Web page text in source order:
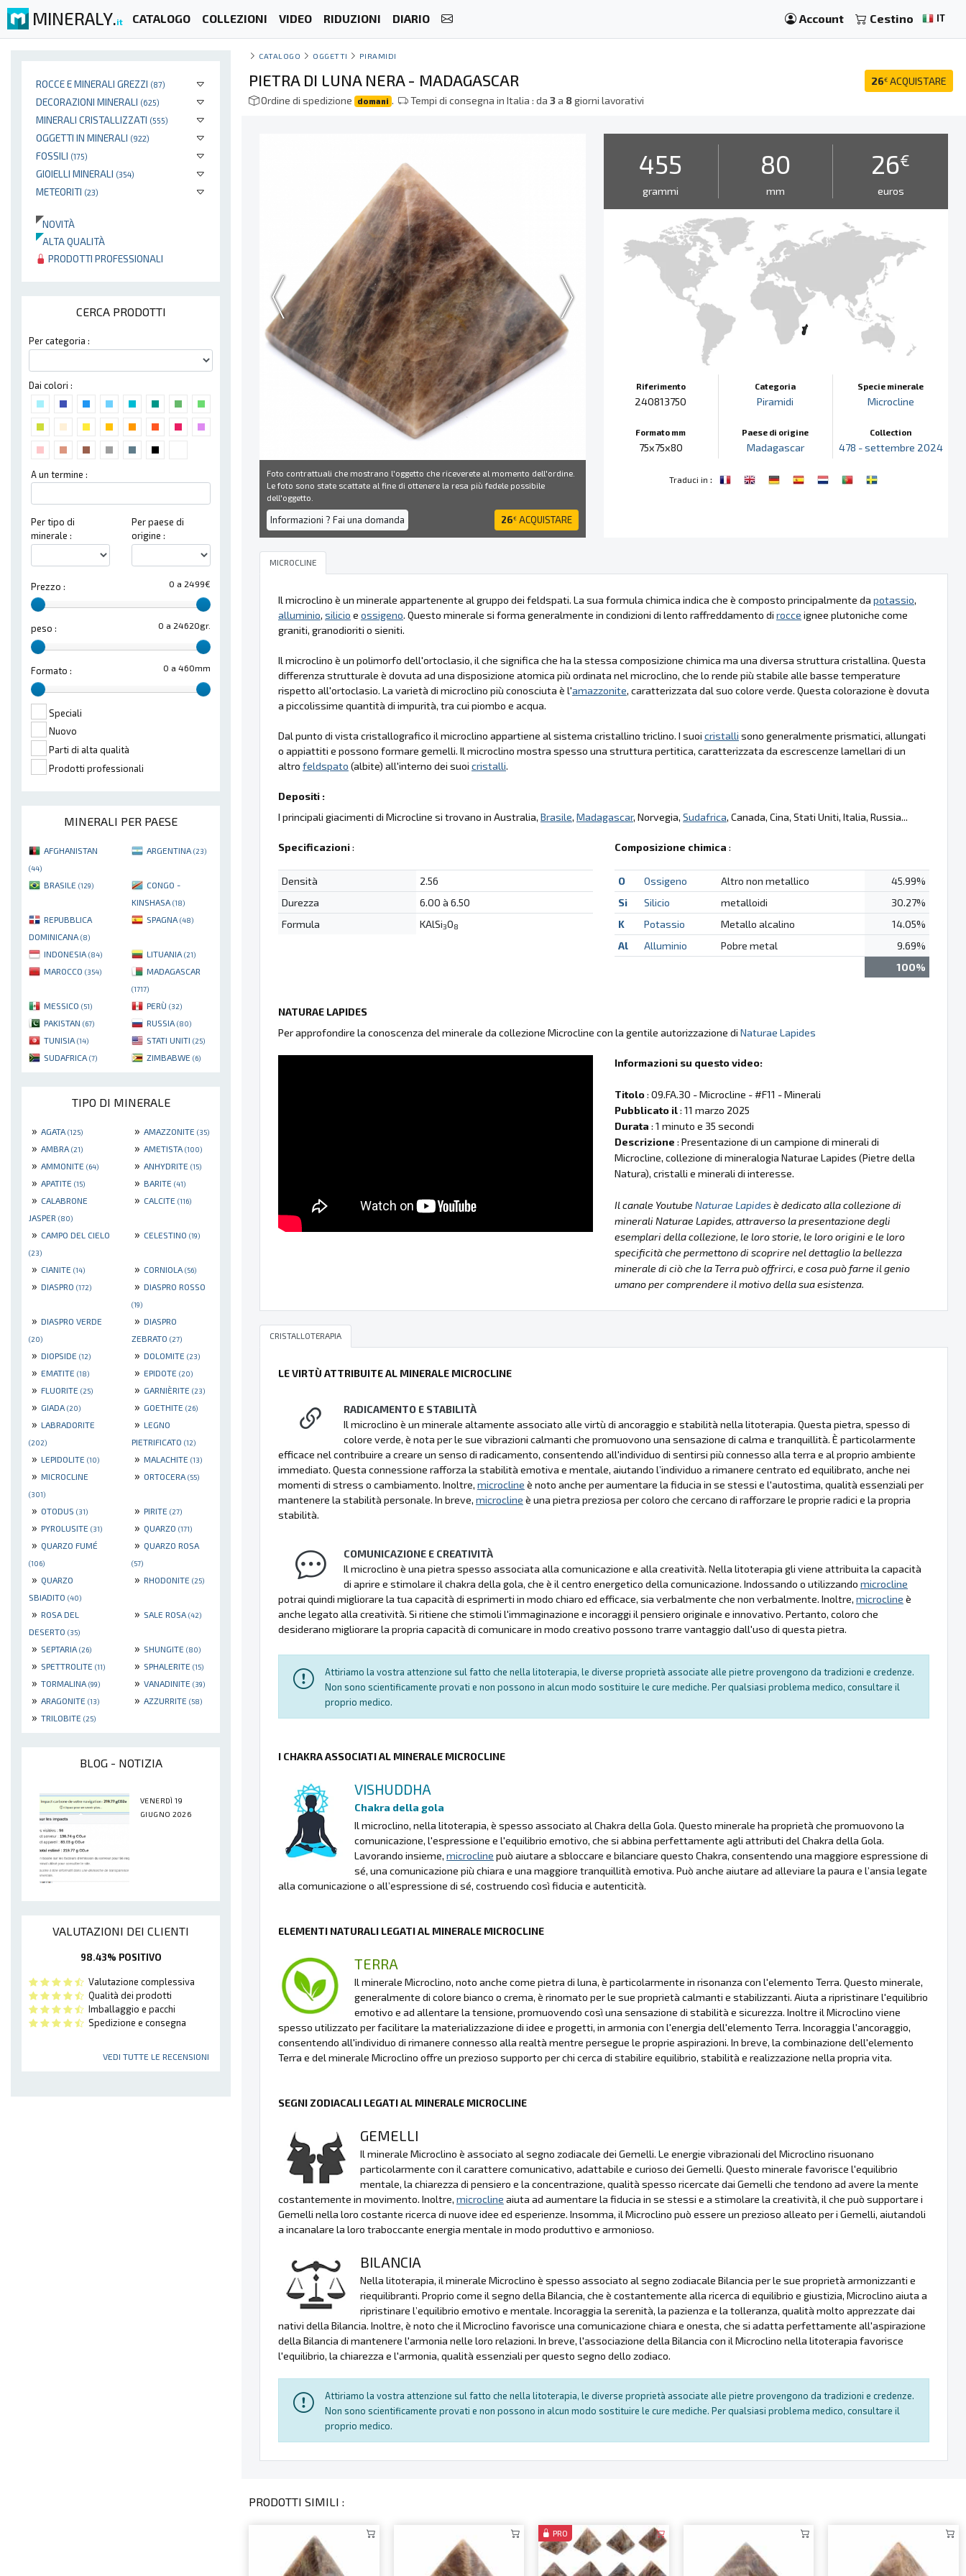
MINERALY.it CATALOGO COLLEZIONI VIDEO RIDUZIONI DIARIO Account Cestino IT
ROCCE E MINERALI GREZZI (87)
DECORAZIONI MINERALI (625)
MINERALI CRISTALLIZZATI (555)
OGGETTI IN MINERALI (922)
FOSSILI (175)
GIOIELLI MINERALI (354)
METEORITI (23)
NOVITÀ
ALTA QUALITÀ
PRODOTTI PROFESSIONALI
CERCA PRODOTTI
Per categoria :
Dai colori :
A un termine :
Per tipo di
minerale :
Per paese di
origine :
0 a 2499€
Prezzo :
0 a 24620gr.
peso :
0 a 460mm
Formato :
Speciali
Nuovo
Parti di alta qualità
Prodotti professionali
MINERALI PER PAESE
AFGHANISTAN
(44)
ARGENTINA (23)
BRASILE (129)
CONGO -
KINSHASA (18)
REPUBBLICA
DOMINICANA (8)
SPAGNA (48)
INDONESIA (84) LITUANIA (21)
MAROCCO (354) MADAGASCAR
(1717)
MESSICO (51) PERÙ (32)
PAKISTAN (67) RUSSIA (80)
TUNISIA (14) STATI UNITI (25)
SUDAFRICA (7) ZIMBABWE (6)
TIPO DI MINERALE
» AGATA (125) » AMAZZONITE (35)
» AMBRA (21) » AMETISTA (100)
» AMMONITE (64) » ANHYDRITE (15)
» APATITE (15) » BARITE (41)
» CALABRONE
JASPER (80)
» CALCITE (116)
» CAMPO DEL CIELO
(23)
» CELESTINO (19)
» CIANITE (14) » CORNIOLA (56)
» DIASPRO (172) » DIASPRO ROSSO
(19)
» DIASPRO VERDE
(20)
» DIASPRO
ZEBRATO (27)
» DIOPSIDE (12) » DOLOMITE (23)
» EMATITE (18) » EPIDOTE (20)
» FLUORITE (25) » GARNIÈRITE (23)
» GIADA (20) » GOETHITE (26)
» LABRADORITE
(202)
» LEGNO
PIETRIFICATO (12)
» LEPIDOLITE (10) » MALACHITE (13)
» MICROCLINE
(301)
» ORTOCERA (55)
» OTODUS (31) » PIRITE (27)
» PYROLUSITE (31) » QUARZO (171)
» QUARZO FUMÉ
(106)
» QUARZO ROSA
(57)
» QUARZO
SBIADITO (40)
» RHODONITE (25)
» ROSA DEL
DESERTO (35)
» SALE ROSA (42)
» SEPTARIA (26) » SHUNGITE (80)
» SPETTROLITE (11) » SPHALERITE (15)
» TORMALINA (99) » VANADINITE (39)
» ARAGONITE (13) » AZZURRITE (58)
» TRILOBITE (25)
BLOG - NOTIZIA
VENERDÌ 19
GIUGNO 2026
VALUTAZIONI DEI CLIENTI
98.43% POSITIVO
Valutazione complessiva
Qualità dei prodotti
Imballaggio e pacchi
Spedizione e consegna
VEDI TUTTE LE RECENSIONI
CATALOGO OGGETTI PIRAMIDI
26€ ACQUISTARE
PIETRA DI LUNA NERA - MADAGASCAR
Ordine di spedizione domani . Tempi di consegna in Italia : da3a 8giorni lavorativi
Foto contrattuali che mostrano l'oggetto che riceverete al momento dell'ordine.
Le foto sono state scattate al fine di ottenere la resa più fedele possibile
dell'oggetto.
Informazioni ? Fai una domanda 26€ ACQUISTARE
455
grammi
80
mm
26€
euros
Riferimento
240813750
Formato mm
75x75x80
Categoria
Piramidi
Paese di origine
Madagascar
Specie minerale
Microcline
Collection
478 - settembre 2024
Traduci in :
MICROCLINE
Il microclino è un minerale appartenente al gruppo dei feldspati. La sua formula chimica indica che è composto principalmente da potassio,
alluminio, silicio e ossigeno. Questo minerale si forma generalmente in condizioni di lento raffreddamento di rocce ignee plutoniche come
graniti, granodioriti o sieniti.
Il microclino è un polimorfo dell'ortoclasio, il che significa che ha la stessa composizione chimica ma una diversa struttura cristallina. Questa
differenza strutturale è dovuta ad una disposizione atomica più ordinata nel microclino, che lo rende più stabile alle basse temperature
rispetto all'ortoclasio. La varietà di microclino più conosciuta è l'amazzonite, caratterizzata dal suo colore verde. Questa colorazione è dovuta
a piccolissime quantità di impurità, tra cui piombo e acqua.
Dal punto di vista cristallografico il microclino appartiene al sistema cristallino triclino. I suoi cristalli sono generalmente prismatici, allungati
o appiattiti e possono formare gemelli. Il microclino mostra spesso una struttura pertitica, caratterizzata da escrescenze lamellari di un
altro feldspato (albite) all'interno dei suoi cristalli.
Depositi :
I principali giacimenti di Microcline si trovano in Australia, Brasile, Madagascar, Norvegia, Sudafrica, Canada, Cina, Stati Uniti, Italia, Russia...
Specificazioni:
Densità
2.56
Durezza
6.00 à 6.50
Formula
KAlSi3O8
Composizione chimica :
O Ossigeno Altro non metallico
45.99%
Si
Silicio metalloidi
30.27%
K
Potassio Metallo alcalino
14.05%
Al
Alluminio Pobre metal
9.69%
100%
NATURAE LAPIDES
Per approfondire la conoscenza del minerale da collezione Microcline con la gentile autorizzazione di Naturae Lapides
Informazioni su questo video:
Titolo: 09.FA.30 - Microcline - #F11 - Minerali
Pubblicato il: 11 marzo 2025
Durata : 1 minuto e 35 secondi
Descrizione : Presentazione di un campione di minerali di
Microcline, collezione di mineralogia Naturae Lapides (Pietre della
Natura), cristalli e minerali di interesse.
Il canale Youtube Naturae Lapidesè dedicato alla collezione di
minerali Naturae Lapides, attraverso la presentazione degli
esemplari della collezione, le loro storie, le loro origini e le loro
specificità che permettono di scoprire nel dettaglio la bellezza
minerale di ciò che la Terra può offrirci, e cosa può farne il genio
umano per comprendere il motivo della sua esistenza.
CRISTALLOTERAPIA
LE VIRTÙ ATTRIBUITE AL MINERALE MICROCLINE
RADICAMENTO E STABILITÀ
Il microclino è un minerale altamente associato alle virtù di ancoraggio e stabilità nella litoterapia. Questa pietra, spesso di
colore verde, è nota per le sue vibrazioni calmanti che promuovono una sensazione di calma e tranquillità. È particolarmente
efficace nel contribuire a creare un senso di radicamento, consentendo all'individuo di sentirsi più connesso alla terra e al proprio ambiente
immediato. Questa connessione rafforza la stabilità emotiva e mentale, aiutando l’individuo a rimanere centrato ed equilibrato, anche nei
momenti di stress o cambiamento. Inoltre, microcline è noto anche per aumentare la fiducia in se stessi e l'autostima, qualità essenziali per
mantenere la stabilità personale. In breve, microcline è una pietra preziosa per coloro che cercano di rafforzare le proprie radici e la propria
stabilità.
COMUNICAZIONE E CREATIVITÀ
Il microclino è una pietra spesso associata alla comunicazione e alla creatività. Nella litoterapia gli viene attribuita la capacità
di aprire e stimolare il chakra della gola, che è il centro energetico della comunicazione. Indossando o utilizzando microcline
potrai quindi migliorare la tua capacità di esprimerti in modo chiaro ed efficace, sia verbalmente che non verbalmente. Inoltre, microcline è
anche legato alla creatività. Si ritiene che stimoli l'immaginazione e incoraggi il pensiero originale e innovativo. Pertanto, coloro che
desiderano migliorare la propria capacità di comunicare in modo creativo possono trarre vantaggio dall'uso di questa pietra.
Attiriamo la vostra attenzione sul fatto che nella litoterapia, le diverse proprietà associate alle pietre provengono da tradizioni e credenze.
Non sono scientificamente provati e non possono in alcun modo sostituire le cure mediche. Per qualsiasi problema medico, consultare il
proprio medico.
I CHAKRA ASSOCIATI AL MINERALE MICROCLINE
VISHUDDHA
Chakra della gola
Il microclino, nella litoterapia, è spesso associato al Chakra della Gola. Questo minerale ha proprietà che promuovono la
comunicazione, l'espressione e l'equilibrio emotivo, che si abbina perfettamente agli attributi del Chakra della Gola.
Lavorando insieme, microcline può aiutare a sbloccare e bilanciare questo Chakra, consentendo una maggiore espressione di
sé, una comunicazione più chiara e una maggiore tranquillità emotiva. Può anche aiutare ad alleviare la paura e l’ansia legate
alla comunicazione o all’espressione di sé, costruendo così fiducia e autenticità.
ELEMENTI NATURALI LEGATI AL MINERALE MICROCLINE
TERRA
Il minerale Microclino, noto anche come pietra di luna, è particolarmente in risonanza con l'elemento Terra. Questo minerale,
generalmente di colore bianco o crema, è rinomato per le sue proprietà calmanti e stabilizzanti. Aiuta a ripristinare l'equilibrio
emotivo e ad allentare la tensione, promuovendo così una sensazione di stabilità e sicurezza. Inoltre il Microclino viene
spesso utilizzato per facilitare la materializzazione di idee e progetti, in armonia con l'energia dell'elemento Terra. Incoraggia l'ancoraggio,
consentendo all'individuo di rimanere connesso alla realtà mentre persegue le proprie aspirazioni. In breve, la combinazione dell'elemento
Terra e del minerale Microclino offre un prezioso supporto per chi cerca di stabilire equilibrio, stabilità e realizzazione nella propria vita.
SEGNI ZODIACALI LEGATI AL MINERALE MICROCLINE
GEMELLI
Il minerale Microclino è associato al segno zodiacale dei Gemelli. Le energie vibrazionali del Microclino risuonano
particolarmente con il carattere comunicativo, adattabile e curioso dei Gemelli. Questo minerale favorisce l'equilibrio
mentale, la chiarezza di pensiero e la concentrazione, qualità spesso ricercate dai Gemelli che tendono ad avere la mente
costantemente in movimento. Inoltre, microcline aiuta ad aumentare la fiducia in se stessi e a stimolare la creatività, il che può supportare i
Gemelli nella loro costante ricerca di nuove idee ed esperienze. Insomma, il Microclino può essere un prezioso alleato per i Gemelli, aiutandoli
a incanalare la loro traboccante energia mentale in modo produttivo e armonioso.
BILANCIA
Nella litoterapia, il minerale Microclino è spesso associato al segno zodiacale Bilancia per le sue proprietà armonizzanti e
riequilibranti. Proprio come il segno della Bilancia, che è costantemente alla ricerca di equilibrio e giustizia, Microclino aiuta a
ripristinare l’equilibrio emotivo e mentale. Incoraggia la serenità, la pazienza e la tolleranza, qualità molto apprezzate dai
nativi della Bilancia. Inoltre, è noto che il Microclino favorisce una comunicazione chiara e onesta, che si adatta perfettamente all'aspirazione
della Bilancia di mantenere l'armonia nelle loro relazioni. In breve, l'associazione della Bilancia con il Microclino nella litoterapia favorisce
l'equilibrio, la chiarezza e l'armonia, qualità essenziali per questo segno dello zodiaco.
Attiriamo la vostra attenzione sul fatto che nella litoterapia, le diverse proprietà associate alle pietre provengono da tradizioni e credenze.
Non sono scientificamente provati e non possono in alcun modo sostituire le cure mediche. Per qualsiasi problema medico, consultare il
proprio medico.
PRODOTTI SIMILI :
PRO